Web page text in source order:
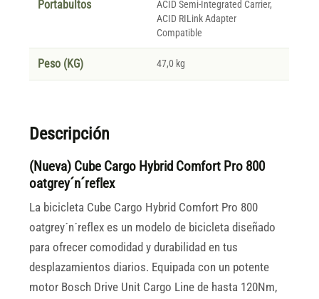
Portabultos
ACID Semi-Integrated Carrier,
ACID RILink Adapter
Compatible
Peso (KG) 47,0 kg
Descripción
(Nueva) Cube Cargo Hybrid Comfort Pro 800
oatgrey´n´reflex
La bicicleta Cube Cargo Hybrid Comfort Pro 800
oatgrey´n´reflex es un modelo de bicicleta diseñado
para ofrecer comodidad y durabilidad en tus
desplazamientos diarios. Equipada con un potente
motor Bosch Drive Unit Cargo Line de hasta 120Nm,